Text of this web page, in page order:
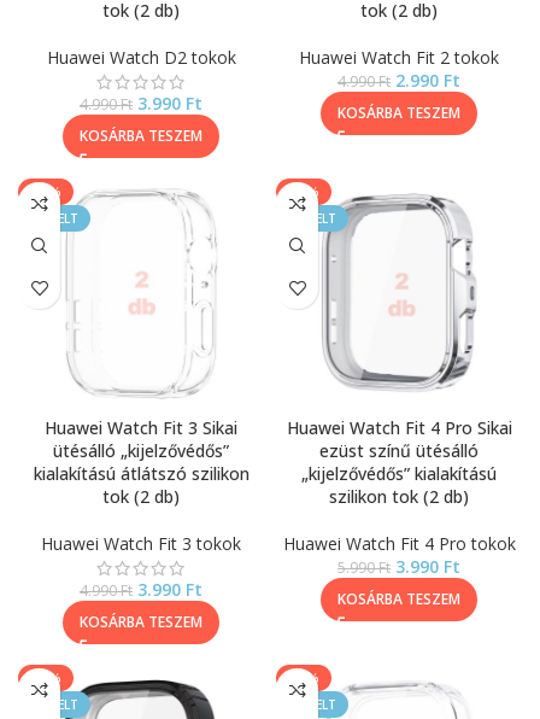
tok (2 db)
Huawei Watch D2 tokok
4.990Ft 3.990 Ft
KOSÁRBA TESZEM
tok (2 db)
Huawei Watch Fit 2 tokok
4.990Ft 2.990 Ft
KOSÁRBA TESZEM
-20%
KIEMELT
Huawei Watch Fit 3 Sikai
ütésálló „kijelzővédős”
kialakítású átlátszó szilikon
tok (2 db)
Huawei Watch Fit 3 tokok
4.990Ft 3.990 Ft
KOSÁRBA TESZEM
-33%
KIEMELT
Huawei Watch Fit 4 Pro Sikai
ezüst színű ütésálló
„kijelzővédős” kialakítású
szilikon tok (2 db)
Huawei Watch Fit 4 Pro tokok
5.990Ft 3.990 Ft
KOSÁRBA TESZEM
-33%
KIEMELT
-40%
KIEMELT